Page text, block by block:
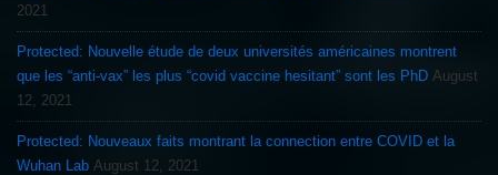
2021
Protected: Nouvelle étude de deux universités américaines montrent
que les “anti-vax” les plus “covid vaccine hesitant” sont les PhD August
12, 2021
Protected: Nouveaux faits montrant la connection entre COVID et la
Wuhan Lab August 12, 2021